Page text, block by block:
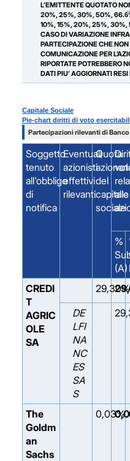
L’EMITTENTE QUOTATO
20%, 25%, 30%, 50%,
10%, 15%, 20%, 25%, 30%,
CASO DI VARIAZIONE
PARTECIPAZIONE CHE
COMUNICAZIONE PER
RIPORTATE POTREBBERO
DATI PIU’ AGGIORNATI
Capitale Sociale
Pie-chart diritti di voto
Partecipazioni rilevanti di Banco
Soggetto
tenuto
all'obbligo
di
notifica
Eventuali
azionisti
effettivi
rilevanti
Quota
del
capitale
sociale
alle
%
(A)
CREDI
T
AGRIC
OLE
SA
29,30%
DE
LFI
NA
NC
ES
SA
S
The
Goldm
an
Sachs
0,03%